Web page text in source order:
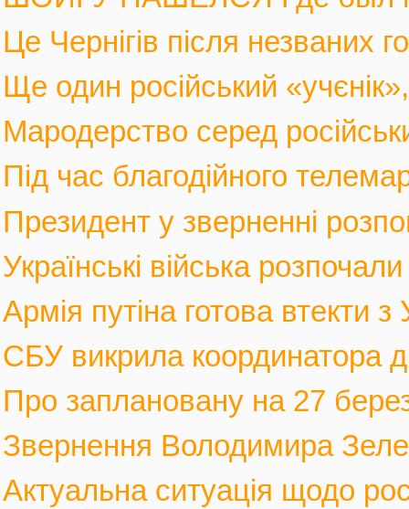
Це Чернігів після незваних
Ще один російський
Мародерство серед
Під час благодійного
Президент у зверненні
Українські війська
Армія путіна готова втекти
СБУ викрила координатора
Про заплановану на 27
Звернення Володимира
Актуальна ситуація щодо